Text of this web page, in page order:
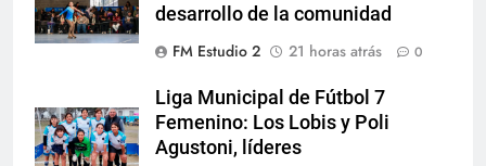
desarrollo de la comunidad
FM Estudio 2
21 horas atrás 0
Liga Municipal de Fútbol 7
Femenino: Los Lobis y Poli
Agustoni, líderes